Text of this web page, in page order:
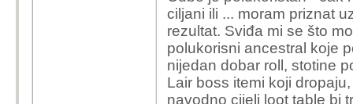
ciljani ili ... moram priznat
rezultat. Sviđa mi se što
polukorisni ancestral koje
nijedan dobar roll, stotine
Lair boss itemi koji
navodno cijeli loot table bi